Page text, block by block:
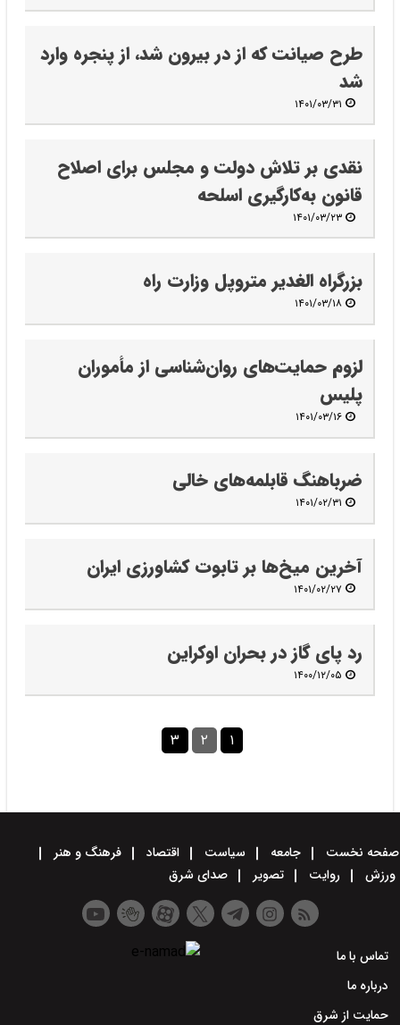
طرح صیانت که از در بیرون شد، از پنجره وارد
شد
۱۴۰۱/۰۳/۳۱
نقدی بر تلاش دولت و مجلس برای اصلاح
قانون به‌کارگیری اسلحه
۱۴۰۱/۰۳/۲۳
بزرگراه الغدیر متروپل وزارت راه
۱۴۰۱/۰۳/۱۸
لزوم حمایت‌های روان‌شناسی از مأموران
پلیس
۱۴۰۱/۰۳/۱۶
ضرباهنگ قابلمه‌های خالی
۱۴۰۱/۰۲/۳۱
آخرین میخ‌ها بر تابوت کشاورزی ایران
۱۴۰۱/۰۲/۲۷
رد پای گاز در بحران اوکراین
۱۴۰۰/۱۲/۰۵
۱ ۲ ۳
صفحه نخست جامعه سیاست اقتصاد
فرهنگ و هنر
ورزش
روایت تصویر صدای شرق
تماس با ما
درباره ما
حمایت از شرق